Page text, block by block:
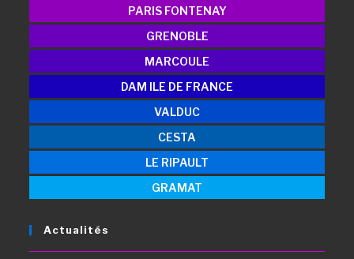
PARIS FONTENAY
GRENOBLE
MARCOULE
DAM ILE DE FRANCE
VALDUC
CESTA
LE RIPAULT
GRAMAT
Actualités